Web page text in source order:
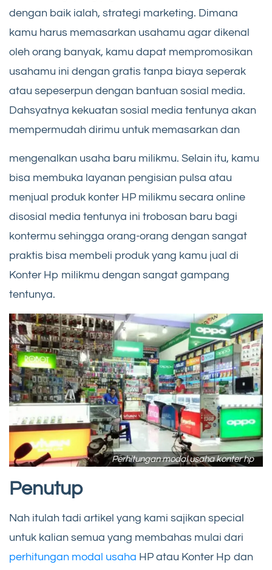
dengan baik ialah, strategi marketing. Dimana
kamu harus memasarkan usahamu agar dikenal
oleh orang banyak, kamu dapat mempromosikan
usahamu ini dengan gratis tanpa biaya seperak
atau sepeserpun dengan bantuan sosial media.
Dahsyatnya kekuatan sosial media tentunya akan
mempermudah dirimu untuk memasarkan dan
mengenalkan usaha baru milikmu. Selain itu, kamu
bisa membuka layanan pengisian pulsa atau
menjual produk konter HP milikmu secara online
disosial media tentunya ini trobosan baru bagi
kontermu sehingga orang-orang dengan sangat
praktis bisa membeli produk yang kamu jual di
Konter Hp milikmu dengan sangat gampang
tentunya.
Perhitungan modal usaha konter hp
Penutup
Nah itulah tadi artikel yang kami sajikan special
untuk kalian semua yang membahas mulai dari
perhitungan modal usaha HP atau Konter Hp dan